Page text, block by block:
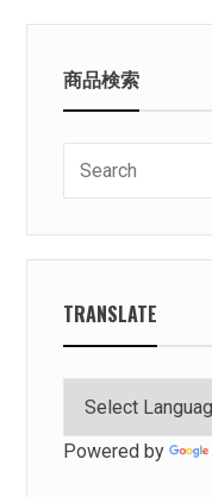
商品検索
TRANSLATE
Powered by